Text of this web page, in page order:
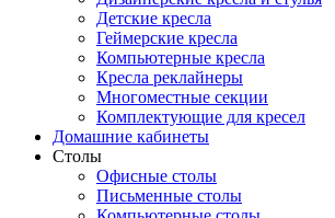
Детские кресла
Геймерские кресла
Компьютерные кресла
Кресла реклайнеры
Многоместные секции
Комплектующие для кресел
Домашние кабинеты
Столы
Офисные столы
Письменные столы